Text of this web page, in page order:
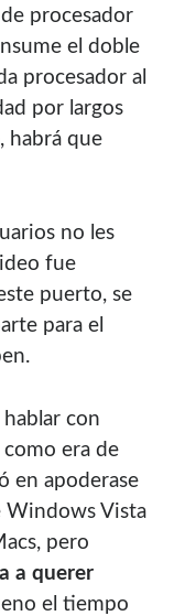
tiempo en crear
aquí y colaboras
procesador
el doble
procesador al
por largos
habrá que
no les
fue
puerto, se
para el
con
era de
en apoderase
Windows Vista
pero
a querer
el tiempo